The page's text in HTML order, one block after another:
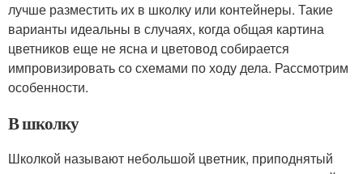
лучше разместить их в школку или контейнеры. Такие
варианты идеальны в случаях, когда общая картина
цветников еще не ясна и цветовод собирается
импровизировать со схемами по ходу дела. Рассмотрим
особенности.
В школку
Школкой называют небольшой цветник, приподнятый